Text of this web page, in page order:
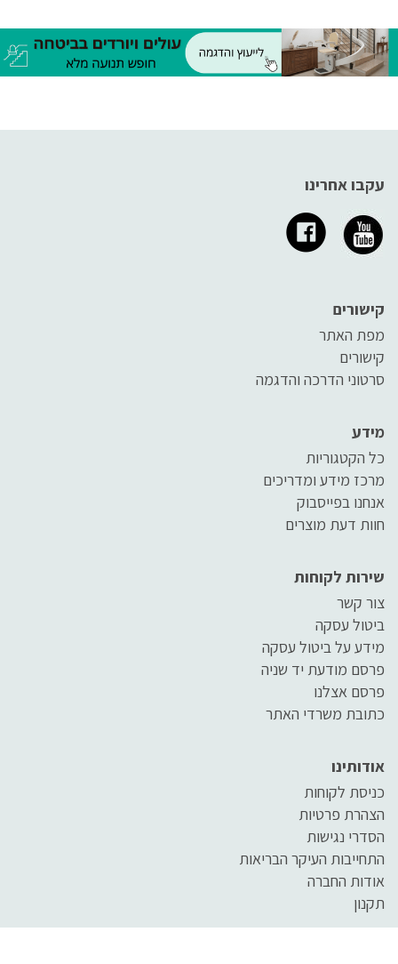
פרפין הוא התשובה החד-משמעית
עבורכם, ובמאמר זה תוכלו להבין
בדיוק מדוע
עקבו אחרינו
קישורים
מפת האתר
קישורים
סרטוני הדרכה והדגמה
מידע
כל הקטגוריות
מרכז מידע ומדריכים
אנחנו בפייסבוק
חוות דעת מוצרים
שירות לקוחות
צור קשר
ביטול עסקה
מידע על ביטול עסקה
פרסם מודעת יד שניה
פרסם אצלנו
כתובת משרדי האתר
אודותינו
כניסת לקוחות
הצהרת פרטיות
הסדרי נגישות
התחייבות העיקר הבריאות
אודות החברה
תקנון